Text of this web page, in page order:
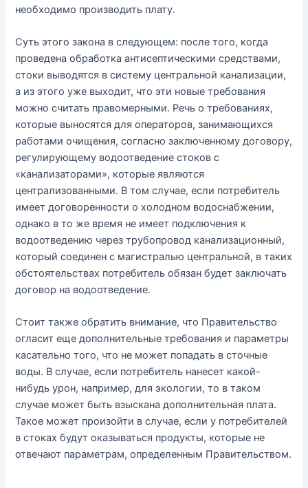
необходимо производить плату.
Суть этого закона в следующем: после того, когда
проведена обработка антисептическими средствами,
стоки выводятся в систему центральной канализации,
а из этого уже выходит, что эти новые требования
можно считать правомерными. Речь о требованиях,
которые выносятся для операторов, занимающихся
работами очищения, согласно заключенному договору,
регулирующему водоотведение стоков с
«канализаторами», которые являются
централизованными. В том случае, если потребитель
имеет договоренности о холодном водоснабжении,
однако в то же время не имеет подключения к
водоотведению через трубопровод канализационный,
который соединен с магистралью центральной, в таких
обстоятельствах потребитель обязан будет заключать
договор на водоотведение.
Стоит также обратить внимание, что Правительство
огласит еще дополнительные требования и параметры
касательно того, что не может попадать в сточные
воды. В случае, если потребитель нанесет какой-
нибудь урон, например, для экологии, то в таком
случае может быть взыскана дополнительная плата.
Такое может произойти в случае, если у потребителей
в стоках будут оказываться продукты, которые не
отвечают параметрам, определенным Правительством.